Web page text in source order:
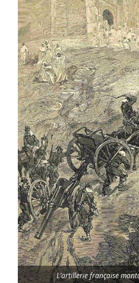
L’artillerie française